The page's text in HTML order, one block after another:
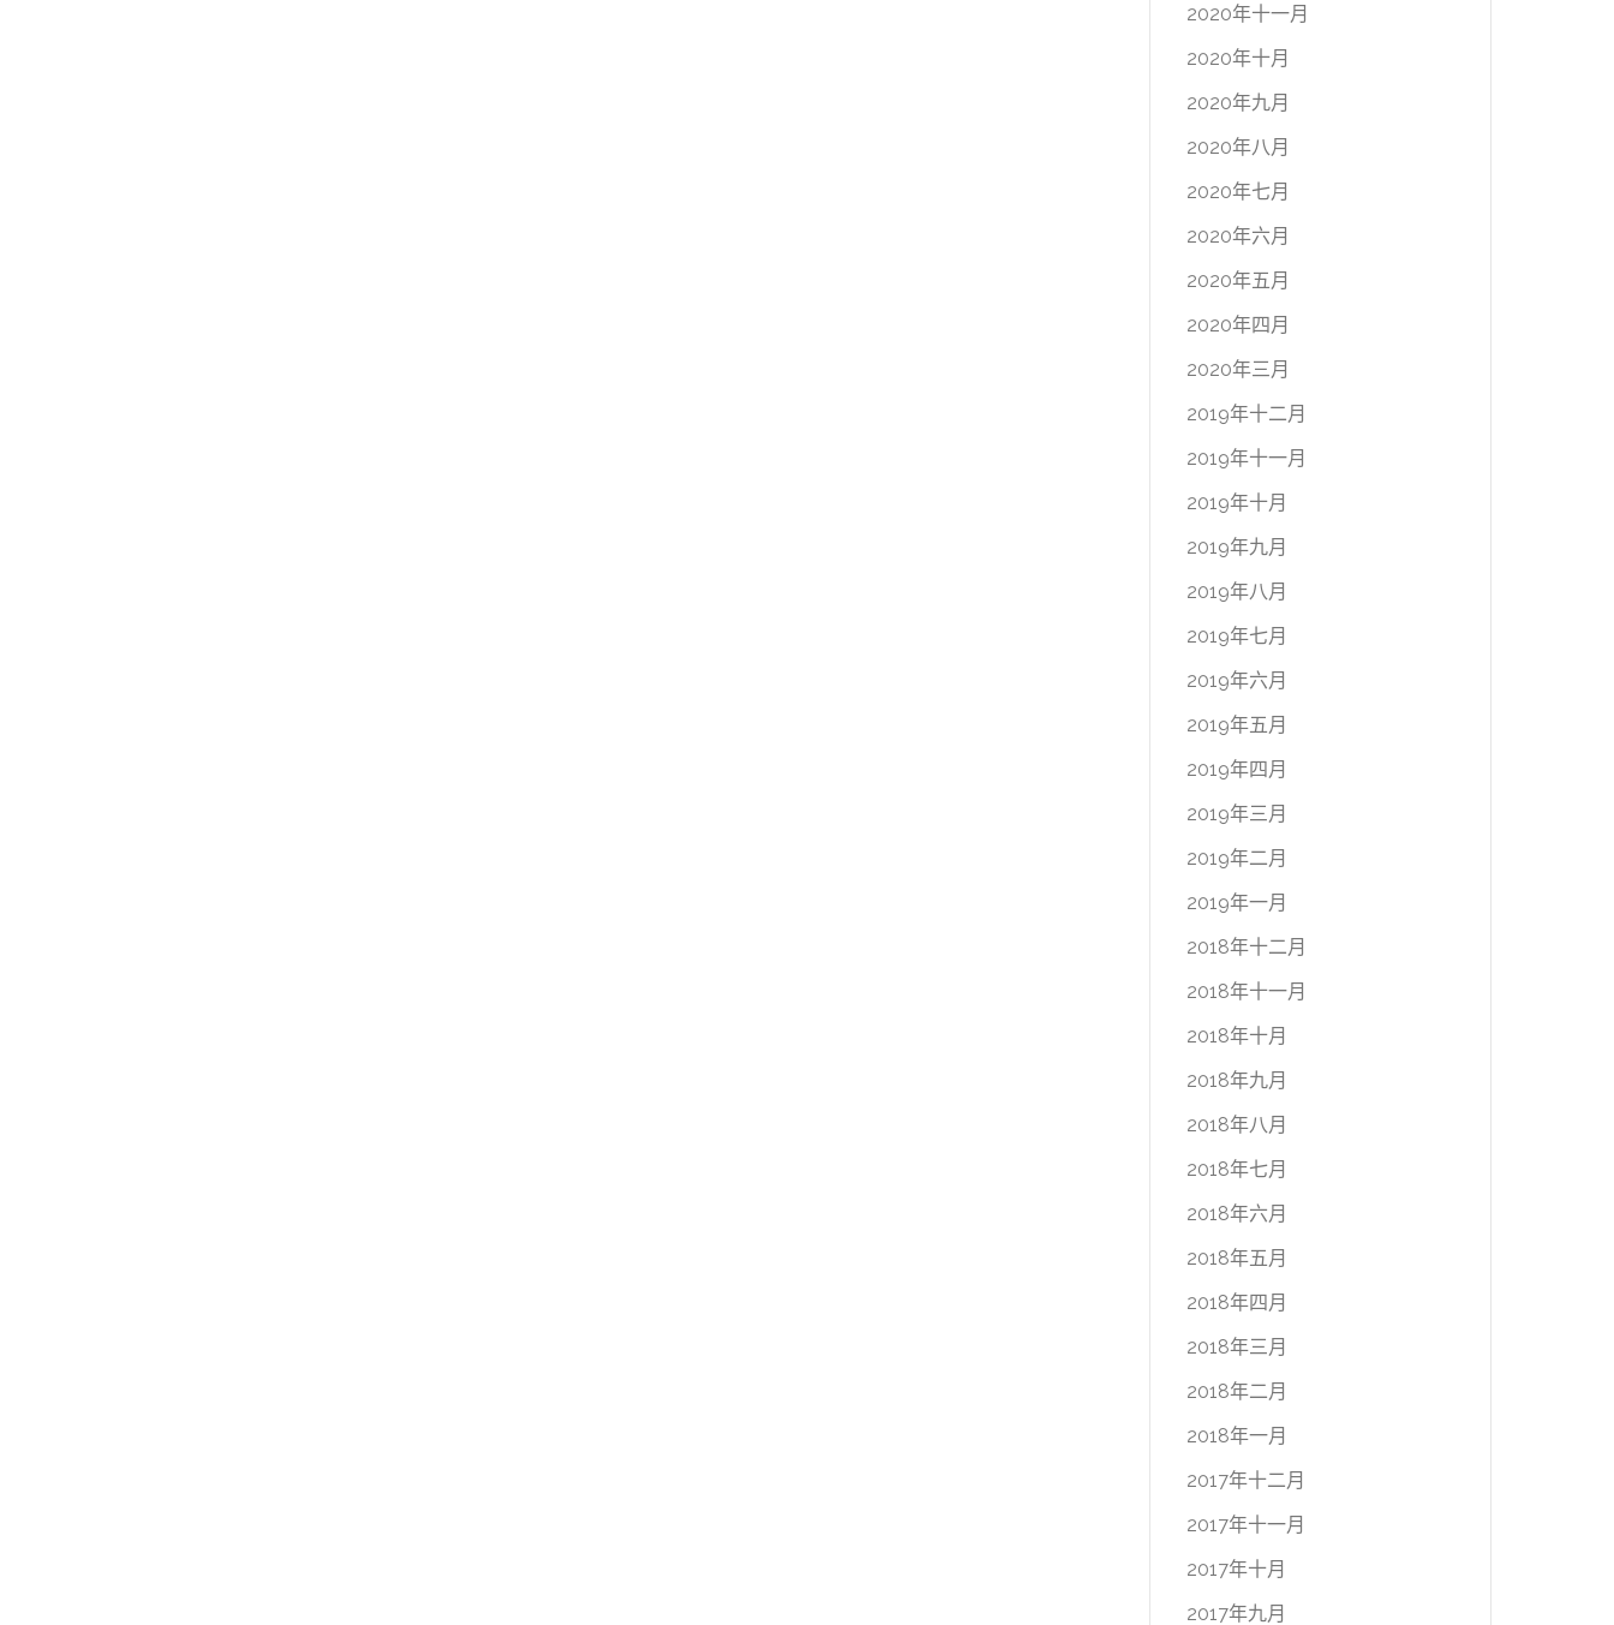
2020年十一月
2020年十月
2020年九月
2020年八月
2020年七月
2020年六月
2020年五月
2020年四月
2020年三月
2019年十二月
2019年十一月
2019年十月
2019年九月
2019年八月
2019年七月
2019年六月
2019年五月
2019年四月
2019年三月
2019年二月
2019年一月
2018年十二月
2018年十一月
2018年十月
2018年九月
2018年八月
2018年七月
2018年六月
2018年五月
2018年四月
2018年三月
2018年二月
2018年一月
2017年十二月
2017年十一月
2017年十月
2017年九月